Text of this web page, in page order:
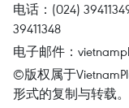
电话：(024)
39411348
电子邮件：
©版权属于
形式的复制与转载。